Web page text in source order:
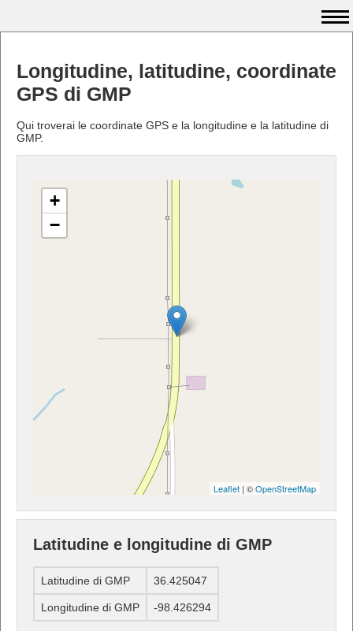
Longitudine, latitudine, coordinate
GPS di GMP
Qui troverai le coordinate GPS e la longitudine e la latitudine di
GMP.
+
−
Leaflet | ©OpenStreetMap
Latitudine e longitudine di GMP
Latitudine di GMP 36.425047
Longitudine di GMP -98.426294